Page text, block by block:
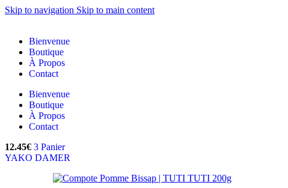
Skip to navigation Skip to main content
Bienvenue
Boutique
À Propos
Contact
Bienvenue
Boutique
À Propos
Contact
12.45€ 3 Panier
YAKO DAMER